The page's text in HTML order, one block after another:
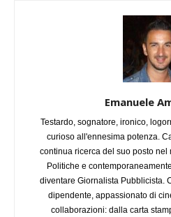
Emanuele
Testardo, sognatore, ironico,
curioso all'ennesima potenza.
continua ricerca del suo posto
Politiche e
diventare Giornalista Pubblicista.
dipendente, appassionato di
collaborazioni: dalla carta